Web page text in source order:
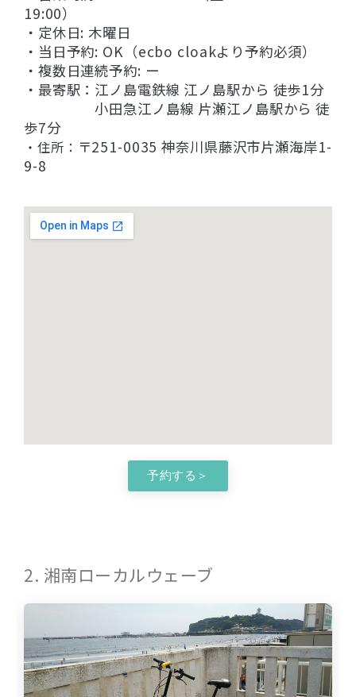
19:00）
・定休日: 木曜日
・当日予約: OK（ecbo cloakより予約必須）
・複数日連続予約: ー
・最寄駅：江ノ島電鉄線 江ノ島駅から 徒歩1分
小田急江ノ島線 片瀬江ノ島駅から 徒
歩7分
・住所： 〒251-0035 神奈川県藤沢市片瀬海岸1-
9-8
予約する＞
2. 湘南ローカルウェーブ